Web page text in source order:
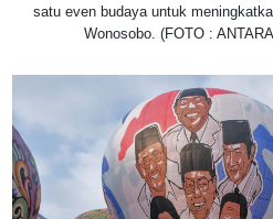
satu even budaya untuk
Wonosobo. (FOTO :